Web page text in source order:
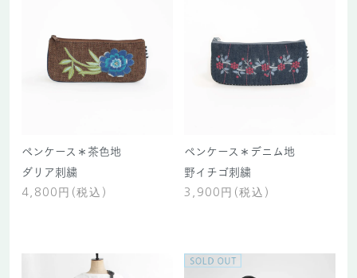
ペンケース＊茶色地
ダリア刺繍
4,800円(税込)
ペンケース＊デニム地
野イチゴ刺繍
3,900円(税込)